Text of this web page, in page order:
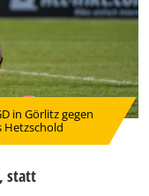
in Görlitz gegen
Hetzschold
statt